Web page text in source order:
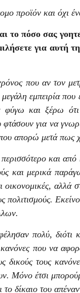
προϊόν και όχι
το πόσο σας
για αυτή
που αν τον
εμπειρία
και ξέρω ότι
για να
απορώ μετά πως
και από
και μερικά
αλλά
πολιτισμούς.
πολύ, διότι
που να
δικούς τους
Μόνο έτσι
δίκαιο του